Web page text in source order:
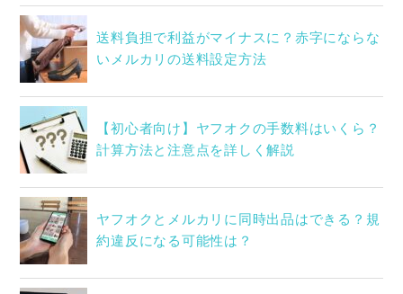
送料負担で利益がマイナスに？赤字にならな
いメルカリの送料設定方法
【初心者向け】ヤフオクの手数料はいくら？
計算方法と注意点を詳しく解説
ヤフオクとメルカリに同時出品はできる？規
約違反になる可能性は？